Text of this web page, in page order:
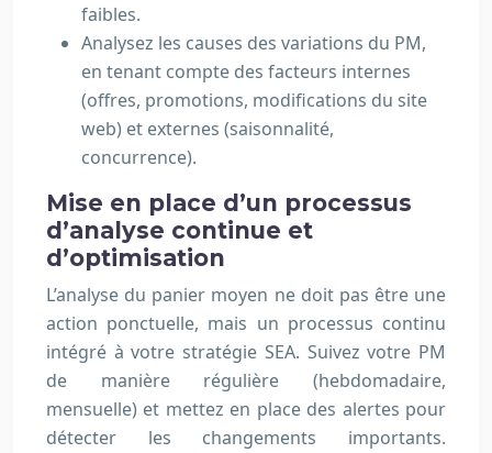
faibles.
Analysez les causes des variations du PM,
en tenant compte des facteurs internes
(offres, promotions, modifications du site
web) et externes (saisonnalité,
concurrence).
Mise en place d’un processus
d’analyse continue et
d’optimisation
L’analyse du panier moyen ne doit pas être une
action ponctuelle, mais un processus continu
intégré à votre stratégie SEA. Suivez votre PM
de manière régulière (hebdomadaire,
mensuelle) et mettez en place des alertes pour
détecter les changements importants.